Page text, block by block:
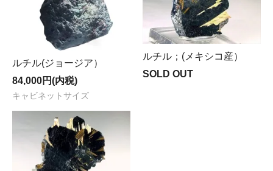
ルチル(ジョージア）
84,000円(内税)
キャビネットサイズ
ルチル；(メキシコ産）
SOLD OUT